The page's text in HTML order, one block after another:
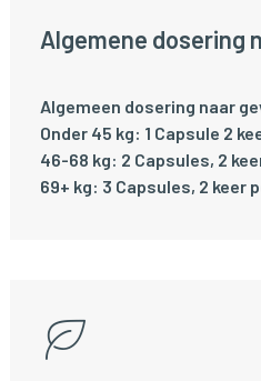
Algemene dosering
Algemeen dosering naar
Onder 45 kg: 1 Capsule 2
46-68 kg: 2 Capsules, 2
69+ kg: 3 Capsules, 2 keer